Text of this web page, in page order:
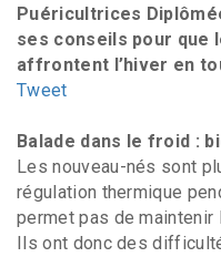
Puéricultrices
ses conseils pour que
affrontent l’hiver en
Tweet
Balade dans le froid :
Les nouveau-nés sont
régulation thermique
permet pas de maintenir
Ils ont donc des